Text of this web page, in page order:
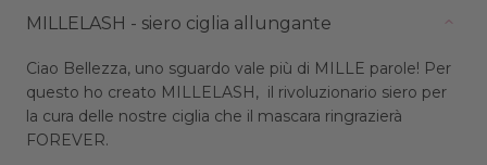
MILLELASH - siero ciglia allungante
Ciao Bellezza, uno sguardo vale più di MILLE parole! Per
questo ho creato MILLELASH, il rivoluzionario siero per
la cura delle nostre ciglia che il mascara ringrazierà
FOREVER.